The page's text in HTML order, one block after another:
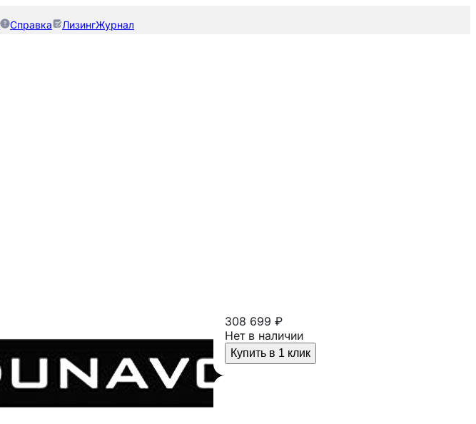
Справка ЛизингЖурнал
308 699 ₽
Нет в наличии
Купить в 1 клик